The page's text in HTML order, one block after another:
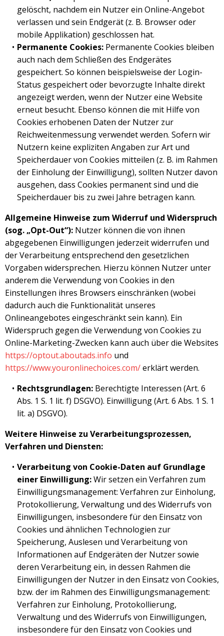
gelöscht, nachdem ein Nutzer ein Online-Angebot
verlassen und sein Endgerät (z. B. Browser oder
mobile Applikation) geschlossen hat.
Permanente Cookies:Permanente Cookies bleiben
auch nach dem Schließen des Endgerätes
gespeichert. So können beispielsweise der Login-
Status gespeichert oder bevorzugte Inhalte direkt
angezeigt werden, wenn der Nutzer eine Website
erneut besucht. Ebenso können die mit Hilfe von
Cookies erhobenen Daten der Nutzer zur
Reichweitenmessung verwendet werden. Sofern wir
Nutzern keine expliziten Angaben zur Art und
Speicherdauer von Cookies mitteilen (z. B. im Rahmen
der Einholung der Einwilligung), sollten Nutzer davon
ausgehen, dass Cookies permanent sind und die
Speicherdauer bis zu zwei Jahre betragen kann.
Allgemeine Hinweise zum Widerruf und Widerspruch
(sog. „Opt-Out“): Nutzer können die von ihnen
abgegebenen Einwilligungen jederzeit widerrufen und
der Verarbeitung entsprechend den gesetzlichen
Vorgaben widersprechen. Hierzu können Nutzer unter
anderem die Verwendung von Cookies in den
Einstellungen ihres Browsers einschränken (wobei
dadurch auch die Funktionalität unseres
Onlineangebotes eingeschränkt sein kann). Ein
Widerspruch gegen die Verwendung von Cookies zu
Online-Marketing-Zwecken kann auch über die Websites
https://optout.aboutads.info und
https://www.youronlinechoices.com/erklärt werden.
Rechtsgrundlagen:Berechtigte Interessen (Art. 6
Abs. 1 S. 1 lit. f) DSGVO). Einwilligung (Art. 6 Abs. 1 S. 1
lit. a) DSGVO).
Weitere Hinweise zu Verarbeitungsprozessen,
Verfahren und Diensten:
Verarbeitung von Cookie-Daten auf Grundlage
einer Einwilligung:Wir setzen ein Verfahren zum
Einwilligungsmanagement: Verfahren zur Einholung,
Protokollierung, Verwaltung und des Widerrufs von
Einwilligungen, insbesondere für den Einsatz von
Cookies und ähnlichen Technologien zur
Speicherung, Auslesen und Verarbeitung von
Informationen auf Endgeräten der Nutzer sowie
deren Verarbeitung ein, in dessen Rahmen die
Einwilligungen der Nutzer in den Einsatz von Cookies,
bzw. der im Rahmen des Einwilligungsmanagement:
Verfahren zur Einholung, Protokollierung,
Verwaltung und des Widerrufs von Einwilligungen,
insbesondere für den Einsatz von Cookies und